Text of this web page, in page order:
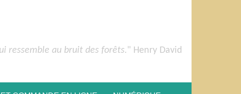
ressemble au bruit des forêts. " Henry David